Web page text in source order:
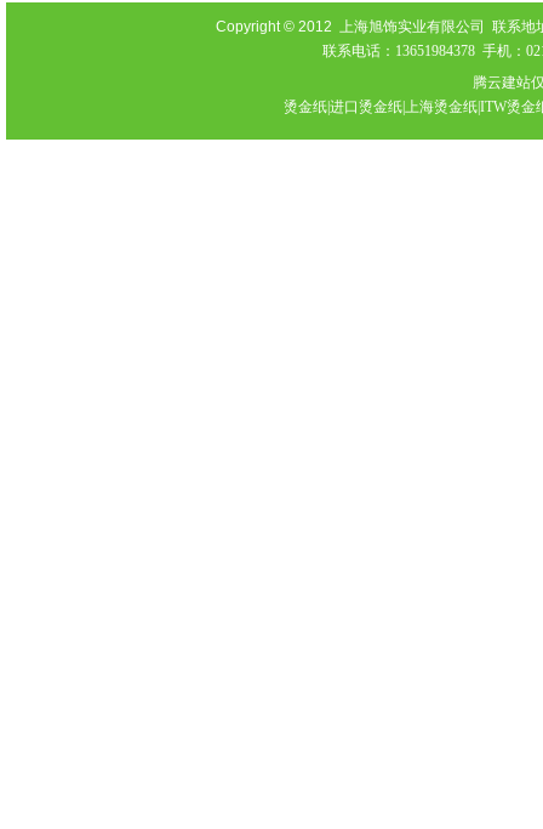
Copyright © 2012 上海旭饰实业有限公司 联系地
联系电话：13651984378 手机：
腾云建站
烫金纸|进口烫金纸|上海烫金纸|ITW烫